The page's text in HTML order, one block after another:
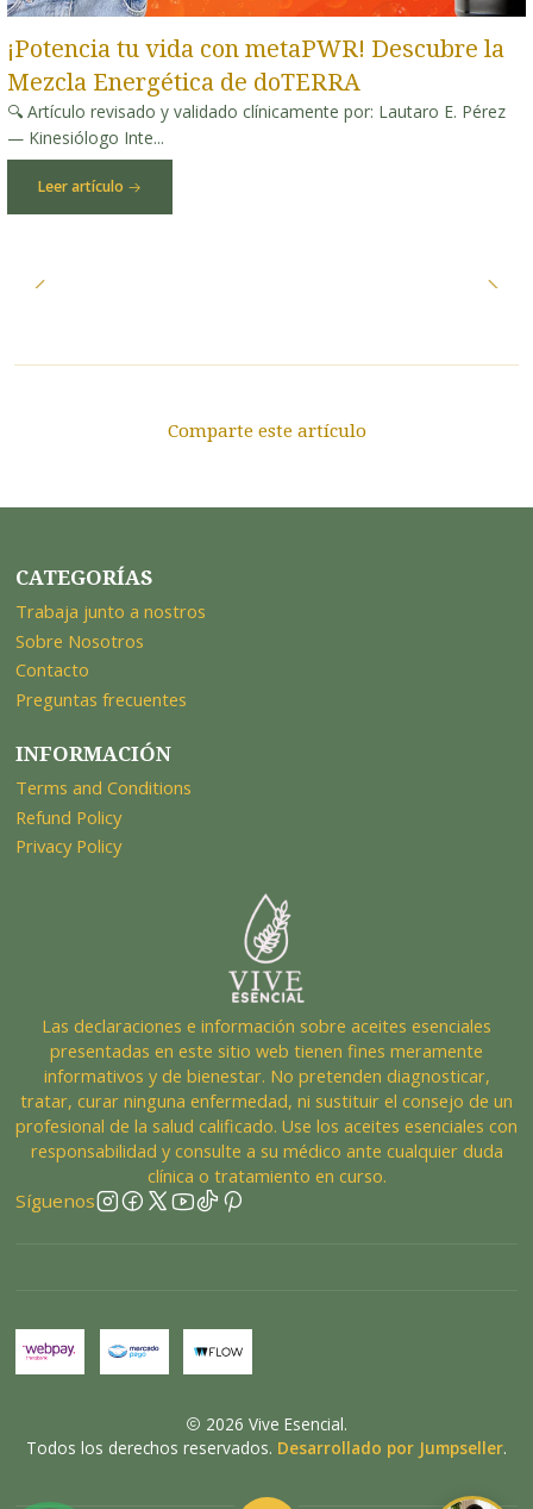
¡Potencia tu vida con metaPWR! Descubre la
Mezcla Energética de doTERRA
🔍 Artículo revisado y validado clínicamente por: Lautaro E. Pérez
— Kinesiólogo Inte...
Leer artículo
Comparte este artículo
CATEGORÍAS
Trabaja junto a nostros
Sobre Nosotros
Contacto
Preguntas frecuentes
INFORMACIÓN
Terms and Conditions
Refund Policy
Privacy Policy
Las declaraciones e información sobre aceites esenciales
presentadas en este sitio web tienen fines meramente
informativos y de bienestar. No pretenden diagnosticar,
tratar, curar ninguna enfermedad, ni sustituir el consejo de un
profesional de la salud calificado. Use los aceites esenciales con
responsabilidad y consulte a su médico ante cualquier duda
clínica o tratamiento en curso.
Síguenos
2026 Vive Esencial.
Todos los derechos reservados. Desarrollado por Jumpseller.